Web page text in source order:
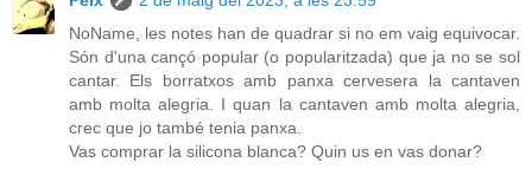
NoName, les notes han de quadrar si no em vaig equivocar.
Són d'una cançó popular (o popularitzada) que ja no se sol
cantar. Els borratxos amb panxa cervesera la cantaven
amb molta alegria. I quan la cantaven amb molta alegria,
crec que jo també tenia panxa.
Vas comprar la silicona blanca? Quin us en vas donar?